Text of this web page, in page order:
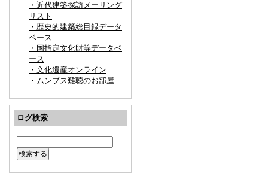
・近代建築探訪メーリング
リスト
・歴史的建築総目録データ
ベース
・国指定文化財等データベ
ース
・文化遺産オンライン
・ムンプス難聴のお部屋
ログ検索